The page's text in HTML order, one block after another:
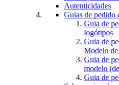
Autenticidades
Guias de pedido
Guia de
logótipos
Guia de
Modelo
Guia de
modelo
Guia de